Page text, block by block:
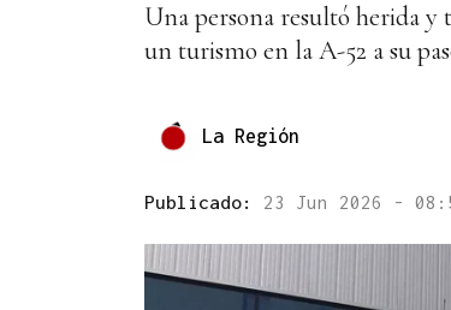
Una persona resultó herida y
un turismo en la A-52 a su
La Región
Publicado: 23 Jun 2026 -